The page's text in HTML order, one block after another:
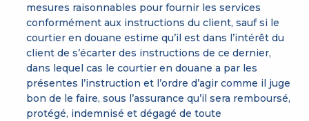
mesures raisonnables pour fournir les services
conformément aux instructions du client, sauf si le
courtier en douane estime qu’il est dans l’intérêt du
client de s’écarter des instructions de ce dernier,
dans lequel cas le courtier en douane a par les
présentes l’instruction et l’ordre d’agir comme il juge
bon de le faire, sous l’assurance qu’il sera remboursé,
protégé, indemnisé et dégagé de toute